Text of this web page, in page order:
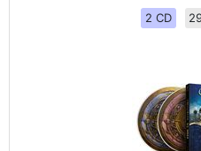
2 CD